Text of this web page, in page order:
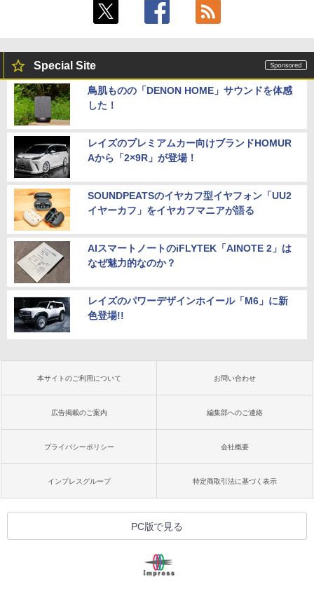
Special Site
鳥肌ものの「DENON HOME」サウンドを体感
した！
レイズのプレミアムカー向けブランドHOMUR
Aから「2×9R」が登場！
SOUNDPEATSのイヤカフ型イヤフォン「UU2
イヤーカフ」をイヤカフマニアが語る
AIスマートノートのiFLYTEK「AINOTE 2」は
なぜ魅力的なのか？
レイズのパワーデザインホイール「M6」に新
色登場!!
本サイトのご利用について お問い合わせ
広告掲載のご案内 編集部へのご連絡
プライバシーポリシー 会社概要
インプレスグループ 特定商取引法に基づく表示
PC版で見る